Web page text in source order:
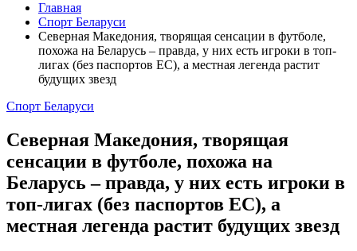
Главная
Спорт Беларуси
Северная Македония, творящая сенсации в футболе,
похожа на Беларусь – правда, у них есть игроки в топ-
лигах (без паспортов ЕС), а местная легенда растит
будущих звезд
Спорт Беларуси
Северная Македония, творящая
сенсации в футболе, похожа на
Беларусь – правда, у них есть игроки в
топ-лигах (без паспортов ЕС), а
местная легенда растит будущих звезд